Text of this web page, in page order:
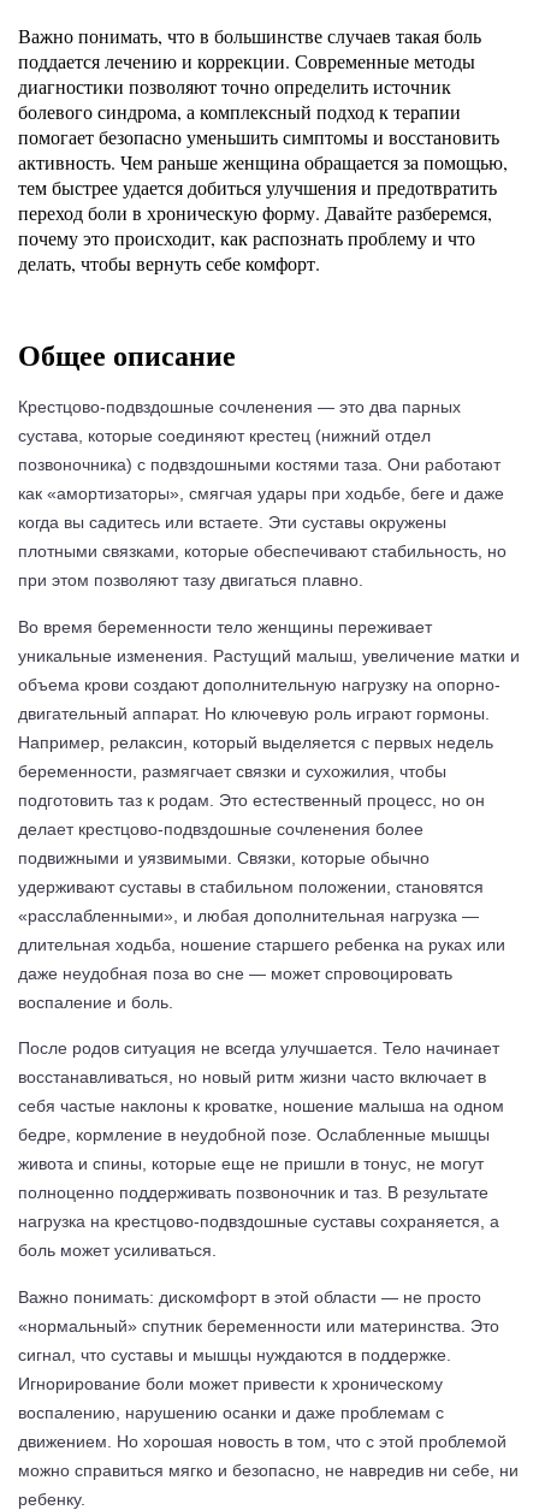
Важно понимать, что в большинстве случаев такая боль
поддается лечению и коррекции. Современные методы
диагностики позволяют точно определить источник
болевого синдрома, а комплексный подход к терапии
помогает безопасно уменьшить симптомы и восстановить
активность. Чем раньше женщина обращается за помощью,
тем быстрее удается добиться улучшения и предотвратить
переход боли в хроническую форму. Давайте разберемся,
почему это происходит, как распознать проблему и что
делать, чтобы вернуть себе комфорт.
Общее описание
Крестцово-подвздошные сочленения — это два парных
сустава, которые соединяют крестец (нижний отдел
позвоночника) с подвздошными костями таза. Они работают
как «амортизаторы», смягчая удары при ходьбе, беге и даже
когда вы садитесь или встаете. Эти суставы окружены
плотными связками, которые обеспечивают стабильность, но
при этом позволяют тазу двигаться плавно.
Во время беременности тело женщины переживает
уникальные изменения. Растущий малыш, увеличение матки и
объема крови создают дополнительную нагрузку на опорно-
двигательный аппарат. Но ключевую роль играют гормоны.
Например, релаксин, который выделяется с первых недель
беременности, размягчает связки и сухожилия, чтобы
подготовить таз к родам. Это естественный процесс, но он
делает крестцово-подвздошные сочленения более
подвижными и уязвимыми. Связки, которые обычно
удерживают суставы в стабильном положении, становятся
«расслабленными», и любая дополнительная нагрузка —
длительная ходьба, ношение старшего ребенка на руках или
даже неудобная поза во сне — может спровоцировать
воспаление и боль.
После родов ситуация не всегда улучшается. Тело начинает
восстанавливаться, но новый ритм жизни часто включает в
себя частые наклоны к кроватке, ношение малыша на одном
бедре, кормление в неудобной позе. Ослабленные мышцы
живота и спины, которые еще не пришли в тонус, не могут
полноценно поддерживать позвоночник и таз. В результате
нагрузка на крестцово-подвздошные суставы сохраняется, а
боль может усиливаться.
Важно понимать: дискомфорт в этой области — не просто
«нормальный» спутник беременности или материнства. Это
сигнал, что суставы и мышцы нуждаются в поддержке.
Игнорирование боли может привести к хроническому
воспалению, нарушению осанки и даже проблемам с
движением. Но хорошая новость в том, что с этой проблемой
можно справиться мягко и безопасно, не навредив ни себе, ни
ребенку.